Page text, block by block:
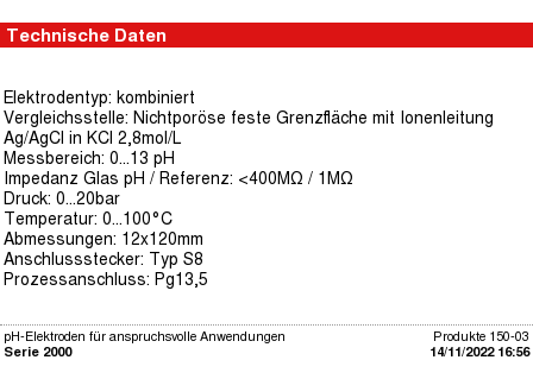
Technische Daten
Elektrodentyp: kombiniert
Vergleichsstelle: Nichtporöse feste Grenzfläche mit Ionenleitung
Ag/AgCl in KCl 2,8mol/L
Messbereich: 0...13 pH
Impedanz Glas pH / Referenz: <400MΩ / 1MΩ
Druck: 0...20bar
Temperatur: 0...100°C
Abmessungen: 12x120mm
Anschlussstecker: Typ S8
Prozessanschluss: Pg13,5
Produkte 150-03
14/11/2022 16:56
pH-Elektroden für anspruchsvolle Anwendungen
Serie 2000